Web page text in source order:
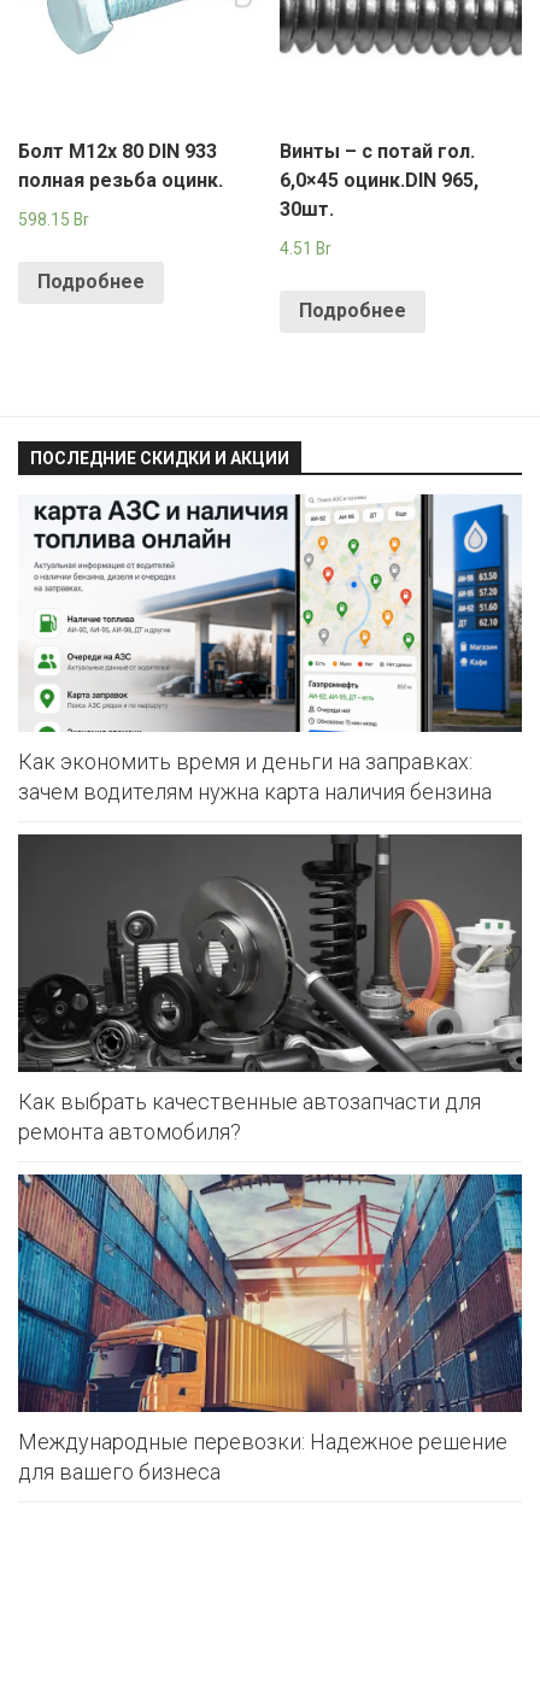
Болт М12х 80 DIN 933
полная резьба оцинк.
598.15 Br
Подробнее
Винты – с потай гол.
6,0×45 оцинк.DIN 965,
30шт.
4.51 Br
Подробнее
ПОСЛЕДНИЕ СКИДКИ И АКЦИИ
Как экономить время и деньги на заправках:
зачем водителям нужна карта наличия бензина
Как выбрать качественные автозапчасти для
ремонта автомобиля?
Международные перевозки: Надежное решение
для вашего бизнеса